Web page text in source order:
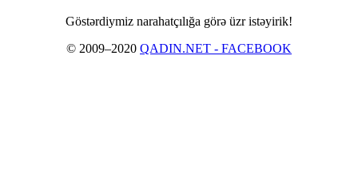
Göstərdiymiz narahatçılığa görə üzr istəyirik!
© 2009–2020 QADIN.NET - FACEBOOK